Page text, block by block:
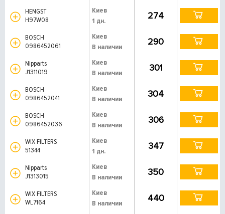
HENGST
H97W08
Киев
1 дн.
274
BOSCH
0986452061
Киев
В наличии
290
Nipparts
J1311019
Киев
В наличии
301
BOSCH
0986452041
Киев
В наличии
304
BOSCH
0986452036
Киев
В наличии
306
WIX FILTERS
51344
Киев
1 дн.
347
Nipparts
J1313015
Киев
В наличии
350
WIX FILTERS
WL7164
Киев
В наличии
440